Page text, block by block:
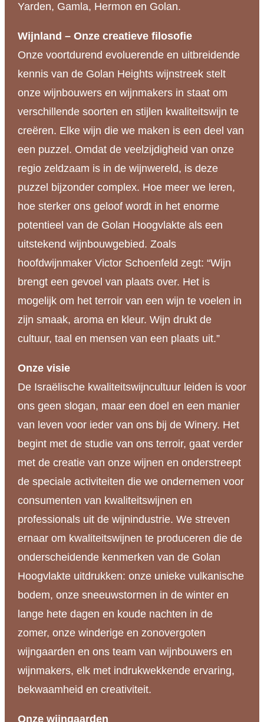
Yarden, Gamla, Hermon en Golan.
Wijnland – Onze creatieve filosofie
Onze voortdurend evoluerende en uitbreidende
kennis van de Golan Heights wijnstreek stelt
onze wijnbouwers en wijnmakers in staat om
verschillende soorten en stijlen kwaliteitswijn te
creëren. Elke wijn die we maken is een deel van
een puzzel. Omdat de veelzijdigheid van onze
regio zeldzaam is in de wijnwereld, is deze
puzzel bijzonder complex. Hoe meer we leren,
hoe sterker ons geloof wordt in het enorme
potentieel van de Golan Hoogvlakte als een
uitstekend wijnbouwgebied. Zoals
hoofdwijnmaker Victor Schoenfeld zegt: “Wijn
brengt een gevoel van plaats over. Het is
mogelijk om het terroir van een wijn te voelen in
zijn smaak, aroma en kleur. Wijn drukt de
cultuur, taal en mensen van een plaats uit.”
Onze visie
De Israëlische kwaliteitswijncultuur leiden is voor
ons geen slogan, maar een doel en een manier
van leven voor ieder van ons bij de Winery. Het
begint met de studie van ons terroir, gaat verder
met de creatie van onze wijnen en onderstreept
de speciale activiteiten die we ondernemen voor
consumenten van kwaliteitswijnen en
professionals uit de wijnindustrie. We streven
ernaar om kwaliteitswijnen te produceren die de
onderscheidende kenmerken van de Golan
Hoogvlakte uitdrukken: onze unieke vulkanische
bodem, onze sneeuwstormen in de winter en
lange hete dagen en koude nachten in de
zomer, onze winderige en zonovergoten
wijngaarden en ons team van wijnbouwers en
wijnmakers, elk met indrukwekkende ervaring,
bekwaamheid en creativiteit.
Onze wijngaarden